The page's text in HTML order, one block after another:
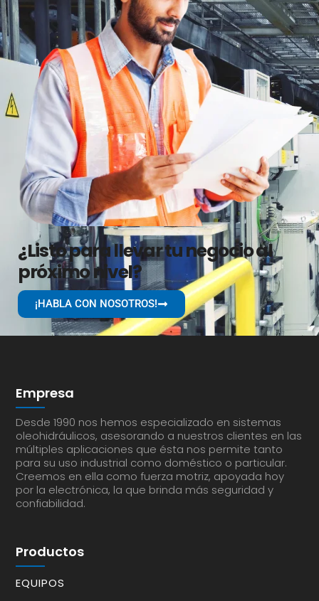
¿Listo para llevar tu negocio al
próximo nivel?
¡HABLA CON NOSOTROS!
Empresa
Desde 1990 nos hemos especializado en sistemas
oleohidráulicos, asesorando a nuestros clientes en las
múltiples aplicaciones que ésta nos permite tanto
para su uso industrial como doméstico o particular.
Creemos en ella como fuerza motriz, apoyada hoy
por la electrónica, la que brinda más seguridad y
confiabilidad.
Productos
EQUIPOS